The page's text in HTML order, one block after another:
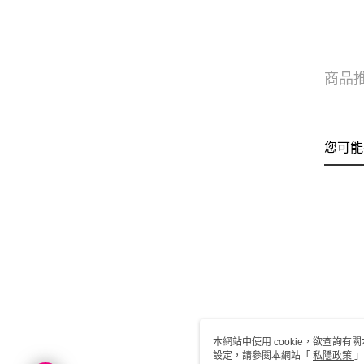
商品
您可
本網站中使用 cookie，欲查詢有
設定，請參閱本網站「 私隱政策